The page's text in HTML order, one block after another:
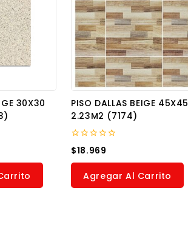
30X30
PISO DALLAS BEIGE 45X45
2.23M2 (7174)
0
out
of
$18.969
Agregar Al Carrito